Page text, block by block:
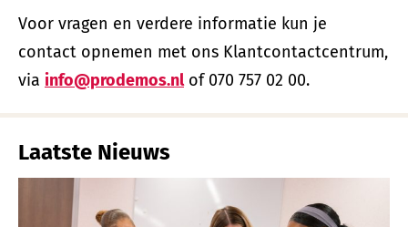
Voor vragen en verdere informatie kun je
contact opnemen met ons Klantcontactcentrum,
via info@prodemos.nlof 070 757 02 00.
Laatste Nieuws